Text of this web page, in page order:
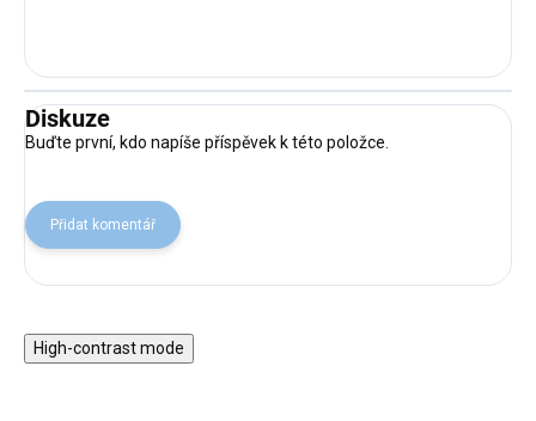
Diskuze
Buďte první, kdo napíše příspěvek k této položce.
Přidat komentář
High-contrast mode